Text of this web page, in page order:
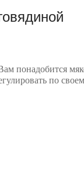
понадобится
по